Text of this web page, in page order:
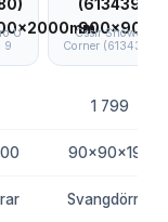
U
9
Csslr Shower
Corner (6134393
1 799
90x90x190
Svangdörrar